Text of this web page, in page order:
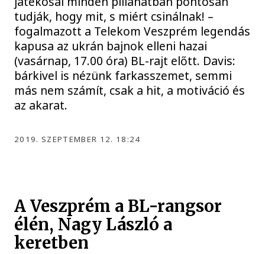
tudják, hogy mit, s miért csinálnak! –
fogalmazott a Telekom Veszprém legendás
kapusa az ukrán bajnok elleni hazai
(vasárnap, 17.00 óra) BL-rajt előtt. Davis:
bárkivel is nézünk farkasszemet, semmi
más nem számít, csak a hit, a motiváció és
az akarat.
2019. SZEPTEMBER 12. 18:24
A Veszprém a BL-rangsor
élén, Nagy László a
keretben